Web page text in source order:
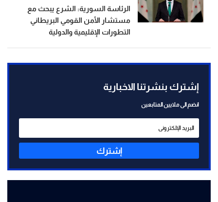
الرئاسة السورية: الشرع يبحث مع
مستشار الأمن القومي البريطاني
التطورات الإقليمية والدولية
إشترك بنشرتنا الاخبارية
انضم الى ملايين المتابعين
إشترك